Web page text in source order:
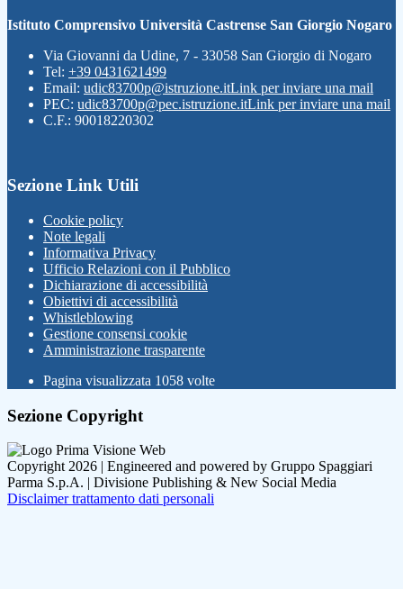
Istituto Comprensivo Università Castrense San Giorgio Nogaro
Via Giovanni da Udine, 7 - 33058 San Giorgio di Nogaro
Tel: +39 0431621499
Email: udic83700p@istruzione.itLink per inviare una mail
PEC: udic83700p@pec.istruzione.itLink per inviare una mail
C.F.: 90018220302
Sezione Link Utili
Cookie policy
Note legali
Informativa Privacy
Ufficio Relazioni con il Pubblico
Dichiarazione di accessibilità
Obiettivi di accessibilità
Whistleblowing
Gestione consensi cookie
Amministrazione trasparente
Pagina visualizzata 1058 volte
Sezione Copyright
Copyright 2026 | Engineered and powered by Gruppo Spaggiari
Parma S.p.A. | Divisione Publishing & New Social Media
Disclaimer trattamento dati personali